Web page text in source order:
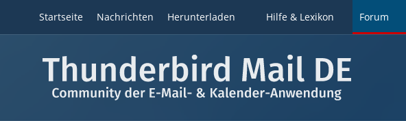
Startseite Nachrichten Herunterladen Hilfe & Lexikon Forum